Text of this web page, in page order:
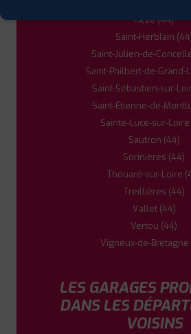
PROFIL PLUSMONTOIR DE
BOULEVARD DES APPRENTIS 44550
+D'INFOS
Rezé (44)
Saint-Herblain
Saint-Julien-de-
Saint-Philbert-de-Grand-
Saint-Sébastien-sur-
Saint-Étienne-de-
Sainte-Luce-sur-Loire
Sautron (44)
Sorinières (44)
Thouaré-sur-Loire
Treillières (44)
Vallet (44)
Vertou (44)
Vigneux-de-Bretagne
LES GARAGES
DANS LES
VOISINS